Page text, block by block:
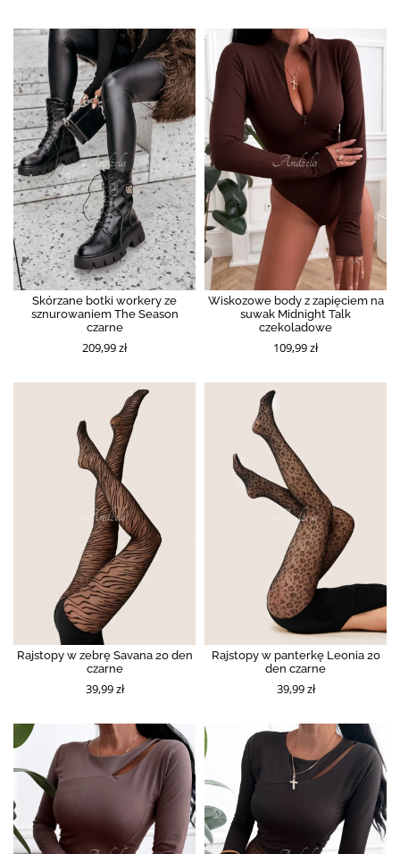
Skórzane botki workery ze
sznurowaniem The Season
czarne
209,99 zł
Wiskozowe body z zapięciem na
suwak Midnight Talk
czekoladowe
109,99 zł
Rajstopy w zebrę Savana 20 den
czarne
39,99 zł
Rajstopy w panterkę Leonia 20
den czarne
39,99 zł